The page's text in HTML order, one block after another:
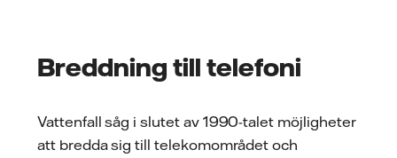
Breddning till telefoni
Vattenfall såg i slutet av 1990-talet möjligheter
att bredda sig till telekomområdet och